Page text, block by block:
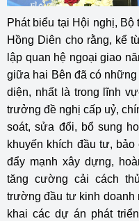
Phát biểu tại Hội nghị,
Hồng Diên cho rằng, kể
lập quan hệ ngoại giao
giữa hai Bên đã có
diện, nhất là trong lĩnh
trưởng đề nghị cấp uỷ,
soát, sửa đổi, bổ sung
khuyến khích đầu tư,
đẩy mạnh xây dựng,
tăng cường cải cách
trường đầu tư kinh doanh
khai các dự án phát